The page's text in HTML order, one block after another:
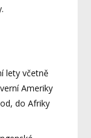
lety včetně
Ameriky
do Afriky